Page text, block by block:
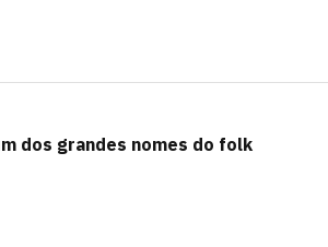
dos grandes nomes do folk